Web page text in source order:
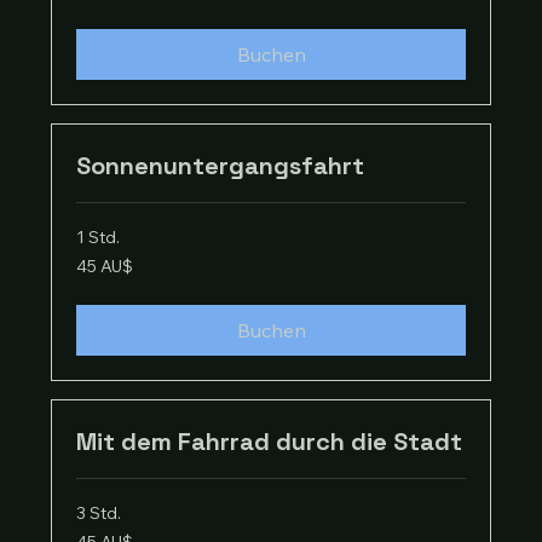
Buchen
Sonnenuntergangsfahrt
1 Std.
45
Australische
45 AU$
Buchen
Mit dem Fahrrad durch die Stadt
3 Std.
45